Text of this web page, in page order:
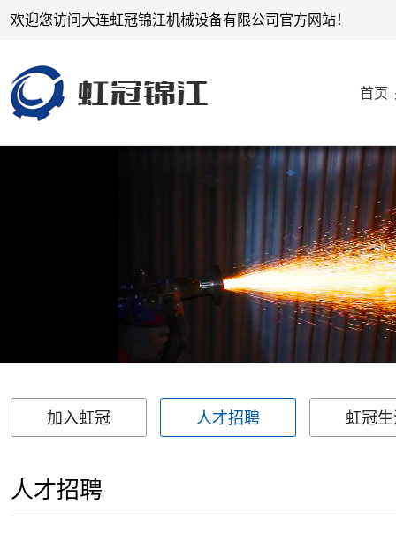
欢迎您访问大连虹冠锦江机械设备有限公司官方网站！
首页
加入虹冠 人才招聘 虹冠
人才招聘